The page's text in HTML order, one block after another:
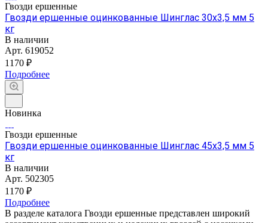
Гвозди ершенные
Гвозди ершенные оцинкованные Шинглас 30х3,5 мм 5
кг
В наличии
Арт. 619052
1170 ₽
Подробнее
Новинка
Гвозди ершенные
Гвозди ершенные оцинкованные Шинглас 45х3,5 мм 5
кг
В наличии
Арт. 502305
1170 ₽
Подробнее
В разделе каталога Гвозди ершенные представлен широкий